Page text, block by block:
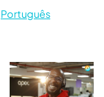
Português